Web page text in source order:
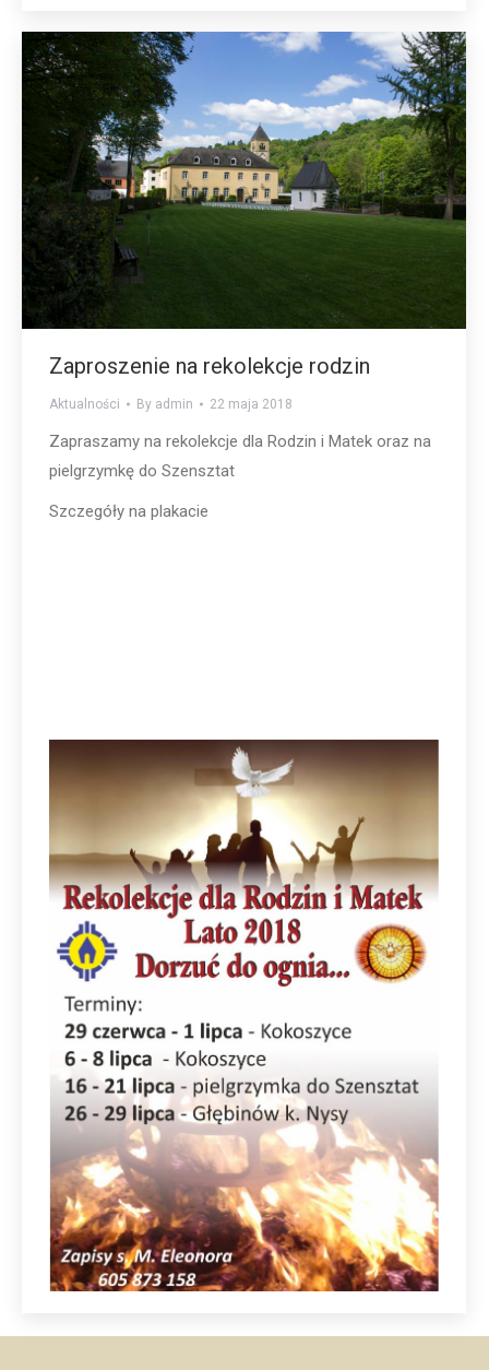
Zaproszenie na rekolekcje rodzin
Aktualności By admin 22 maja 2018
Zapraszamy na rekolekcje dla Rodzin i Matek oraz na
pielgrzymkę do Szensztat
Szczegóły na plakacie